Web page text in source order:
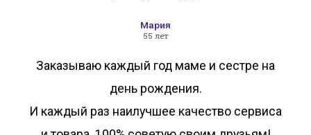
Мария
55 лет
Заказываю каждый год маме и сестре на
день рождения.
И каждый раз наилучшее качество сервиса